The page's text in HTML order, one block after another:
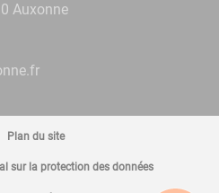
Auxonne
Plan du site
sur la protection des données